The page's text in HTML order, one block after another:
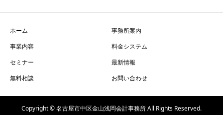
ホーム
事務所案内
事業内容
料金システム
セミナー
最新情報
無料相談
お問い合わせ
Copyright © 名古屋市中区金山浅岡会計事務所 All Rights Reserved.